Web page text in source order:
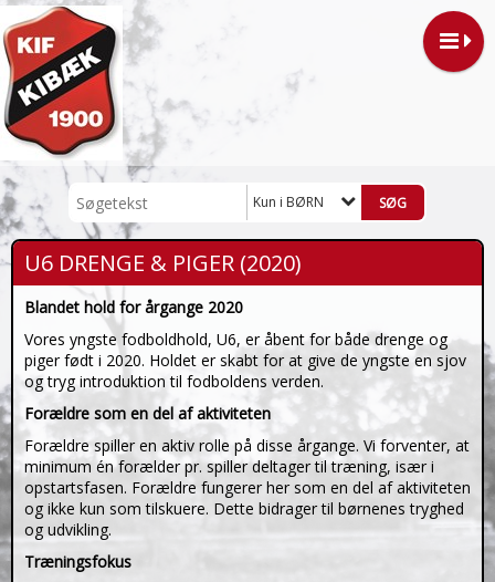
Kun i BØRN
U6 DRENGE & PIGER (2020)
Blandet hold for årgange 2020
Vores yngste fodboldhold, U6, er åbent for både drenge og
piger født i 2020. Holdet er skabt for at give de yngste en sjov
og tryg introduktion til fodboldens verden.
Forældre som en del af aktiviteten
Forældre spiller en aktiv rolle på disse årgange. Vi forventer, at
minimum én forælder pr. spiller deltager til træning, især i
opstartsfasen. Forældre fungerer her som en del af aktiviteten
og ikke kun som tilskuere. Dette bidrager til børnenes tryghed
og udvikling.
Træningsfokus